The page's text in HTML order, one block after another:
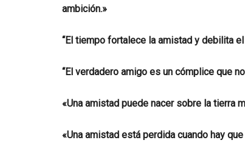
ambición.»
“El tiempo fortalece la amistad y debilita el
“El verdadero amigo es un cómplice que
«Una amistad puede nacer sobre la tierra
«Una amistad está perdida cuando hay